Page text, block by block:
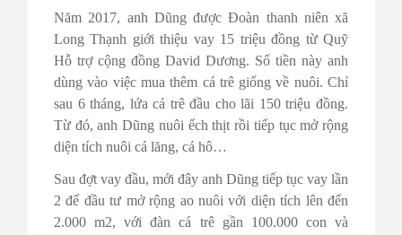
Năm 2017, anh Dũng được Đoàn thanh niên xã
Long Thạnh giới thiệu vay 15 triệu đồng từ Quỹ
Hỗ trợ cộng đồng David Dương. Số tiền này anh
dùng vào việc mua thêm cá trê giống về nuôi. Chỉ
sau 6 tháng, lứa cá trê đầu cho lãi 150 triệu đồng.
Từ đó, anh Dũng nuôi ếch thịt rồi tiếp tục mở rộng
diện tích nuôi cá lăng, cá hô…
Sau đợt vay đầu, mới đây anh Dũng tiếp tục vay lần
2 để đầu tư mở rộng ao nuôi với diện tích lên đến
2.000 m2, với đàn cá trê gần 100.000 con và